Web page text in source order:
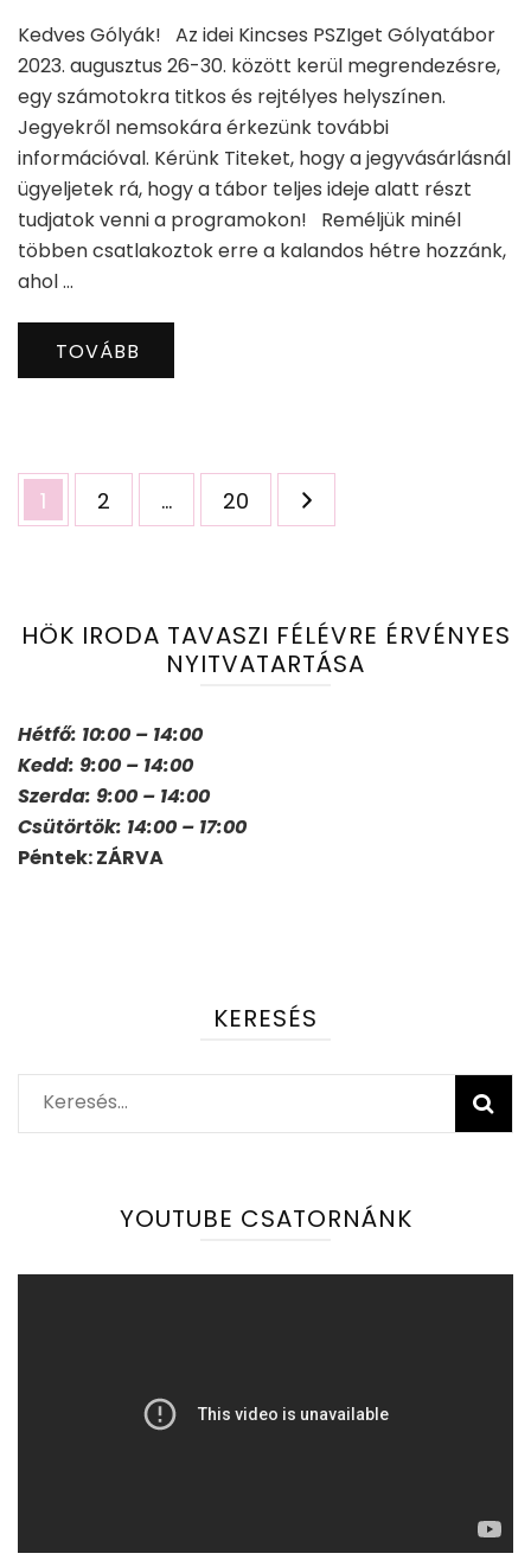
Kedves Gólyák! Az idei Kincses PSZIget Gólyatábor
2023. augusztus 26-30. között kerül megrendezésre,
egy számotokra titkos és rejtélyes helyszínen.
Jegyekről nemsokára érkezünk további
információval. Kérünk Titeket, hogy a jegyvásárlásnál
ügyeljetek rá, hogy a tábor teljes ideje alatt részt
tudjatok venni a programokon! Reméljük minél
többen csatlakoztok erre a kalandos hétre hozzánk,
ahol …
TOVÁBB
Bejegyzések
lapozása
Oldal
1 Oldal
2 … Oldal
20
HÖK IRODA TAVASZI FÉLÉVRE ÉRVÉNYES
NYITVATARTÁSA
Hétfő: 10:00 – 14:00
Kedd: 9:00 – 14:00
Szerda: 9:00 – 14:00
Csütörtök: 14:00 – 17:00
Péntek: ZÁRVA
KERESÉS
Keresés:
YOUTUBE CSATORNÁNK